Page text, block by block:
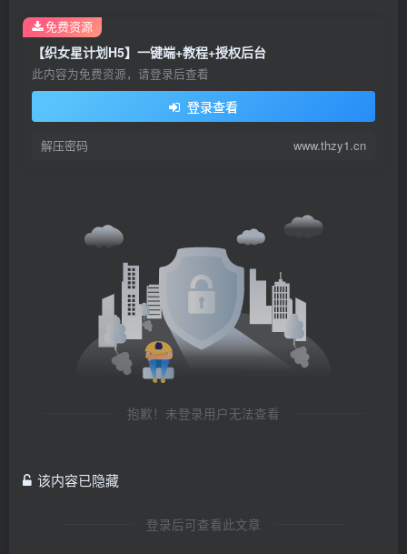
【织女星计划H5】一键端+教程+授权后台
此内容为免费资源，请登录后查看
登录查看
解压密码 www.thzy1.cn
免费资源
抱歉！未登录用户无法查看
该内容已隐藏
登录后可查看此文章